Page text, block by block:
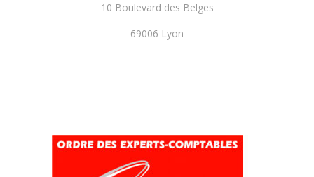
10 Boulevard des Belges
69006 Lyon